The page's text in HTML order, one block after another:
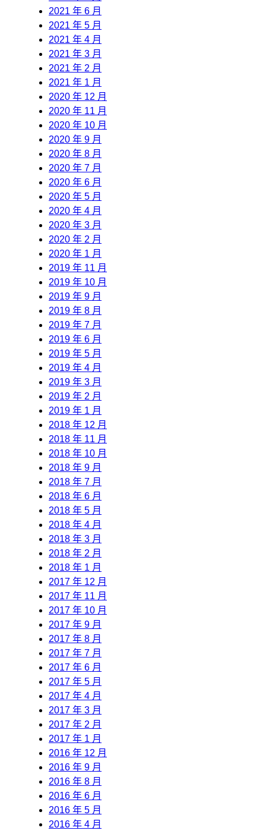
2021 年 6 月
2021 年 5 月
2021 年 4 月
2021 年 3 月
2021 年 2 月
2021 年 1 月
2020 年 12 月
2020 年 11 月
2020 年 10 月
2020 年 9 月
2020 年 8 月
2020 年 7 月
2020 年 6 月
2020 年 5 月
2020 年 4 月
2020 年 3 月
2020 年 2 月
2020 年 1 月
2019 年 11 月
2019 年 10 月
2019 年 9 月
2019 年 8 月
2019 年 7 月
2019 年 6 月
2019 年 5 月
2019 年 4 月
2019 年 3 月
2019 年 2 月
2019 年 1 月
2018 年 12 月
2018 年 11 月
2018 年 10 月
2018 年 9 月
2018 年 7 月
2018 年 6 月
2018 年 5 月
2018 年 4 月
2018 年 3 月
2018 年 2 月
2018 年 1 月
2017 年 12 月
2017 年 11 月
2017 年 10 月
2017 年 9 月
2017 年 8 月
2017 年 7 月
2017 年 6 月
2017 年 5 月
2017 年 4 月
2017 年 3 月
2017 年 2 月
2017 年 1 月
2016 年 12 月
2016 年 9 月
2016 年 8 月
2016 年 6 月
2016 年 5 月
2016 年 4 月